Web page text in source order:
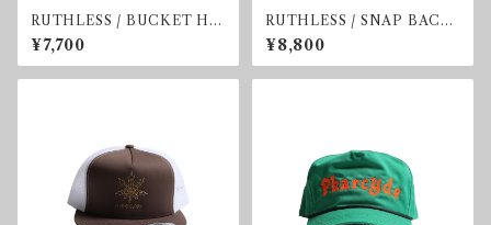
RUTHLESS / BUCKET HA
T
¥7,700
RUTHLESS / SNAP BACK
CAP
¥8,800